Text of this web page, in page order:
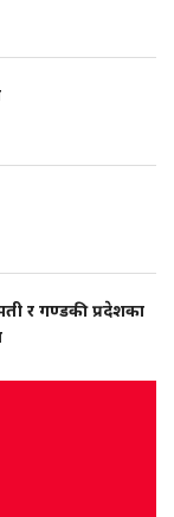
र गण्डकी प्रदेशका